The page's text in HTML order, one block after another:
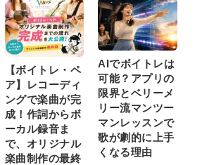
【ボイトレ・ペ
ア】レコーディ
ングで楽曲が完
成！作詞からボ
ーカル録音ま
で、オリジナル
楽曲制作の最終
AIでボイトレは
可能？アプリの
限界とベリーメ
リー流マンツー
マンレッスンで
歌が劇的に上手
くなる理由